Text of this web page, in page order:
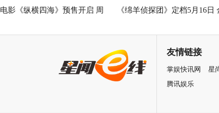
电影《纵横四海》预售开启 周 《绵羊侦探团》定档5月16日
友情链接
掌娱快讯网
星
腾讯娱乐